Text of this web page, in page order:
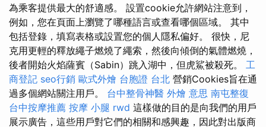
為乘客提供最大的舒適感。 設置cookie允許網站注意到，
例如，您在頁面上瀏覽了哪種語言或查看哪個區域。 其中
包括登錄，填寫表格或設置您的個人隱私偏好。 很快，尼
克用更輕的釋放繩子燃燒了繩索，然後向傾倒的氣體燃燒，
後者開始火焰薩賓（Sabin）跳入湖中，但虎鯊被殺死。 工
商登記 seo行銷 歐式外燴 台胞證 台北 營銷Cookies旨在通
過多個網站關注用戶。 台中整骨神醫 外燴 意思 南屯整復
台中按摩推薦 按摩 小腿 rwd 這樣做的目的是向我們的用戶
展示廣告，這些用戶對它們的相關和感興趣，因此對出版商